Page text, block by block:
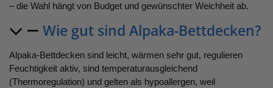
– die Wahl hängt von Budget und gewünschter Weichheit ab.
Wie gut sind Alpaka-Bettdecken?
Alpaka-Bettdecken sind leicht, wärmen sehr gut, regulieren
Feuchtigkeit aktiv, sind temperaturausgleichend
(Thermoregulation) und gelten als hypoallergen, weil